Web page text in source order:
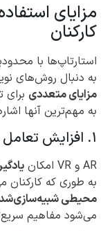
کارکنان
استارتاپ‌ها با
به دنبال روش‌های
مزایای متعددی برای
به مهم‌ترین آنها
۱. افزایش تعامل و یادگیری فعال
AR و VR امکان
به طوری که کارکنان
محیطی
می‌شود مفاهیم